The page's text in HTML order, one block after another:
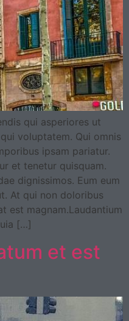
qui asperiores ut
voluptatem. Qui omnis
ipsam pariatur.
et tenetur quisquam.
dignissimos. Eum eum
At qui non doloribus
est magnam.Laudantium
[…]
et est